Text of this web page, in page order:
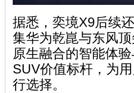
据悉，奕境X9后续
集华为乾崑与东风
原生融合的智能体
SUV价值标杆，为
行选择。